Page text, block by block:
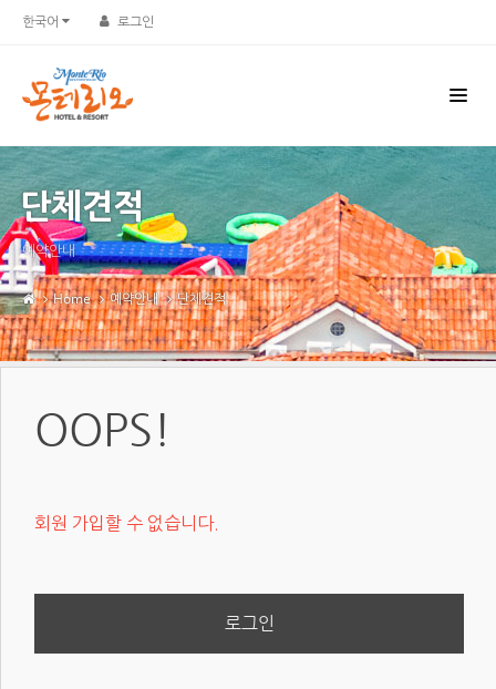
한국어 로그인
단체견적
예약안내
Home 예약안내 단체견적
OOPS!
회원 가입할 수 없습니다.
로그인